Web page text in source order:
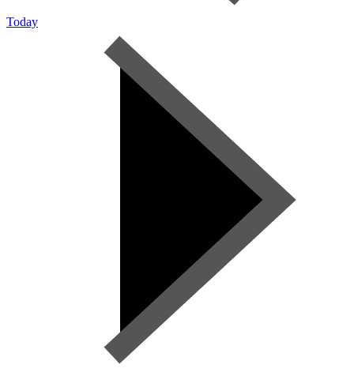
Today